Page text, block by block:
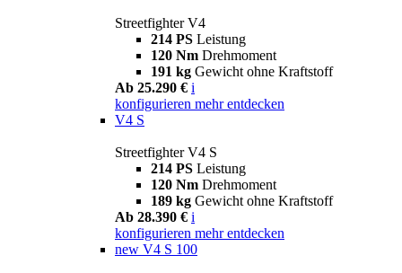
Streetfighter V4
214 PS Leistung
120 Nm Drehmoment
191 kg Gewicht ohne Kraftstoff
Ab 25.290 € i
konfigurieren mehr entdecken
V4 S
Streetfighter V4 S
214 PS Leistung
120 Nm Drehmoment
189 kg Gewicht ohne Kraftstoff
Ab 28.390 € i
konfigurieren mehr entdecken
new V4 S 100